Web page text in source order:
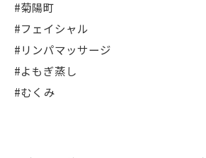
#菊陽町
#フェイシャル
#リンパマッサージ
#よもぎ蒸し
#むくみ